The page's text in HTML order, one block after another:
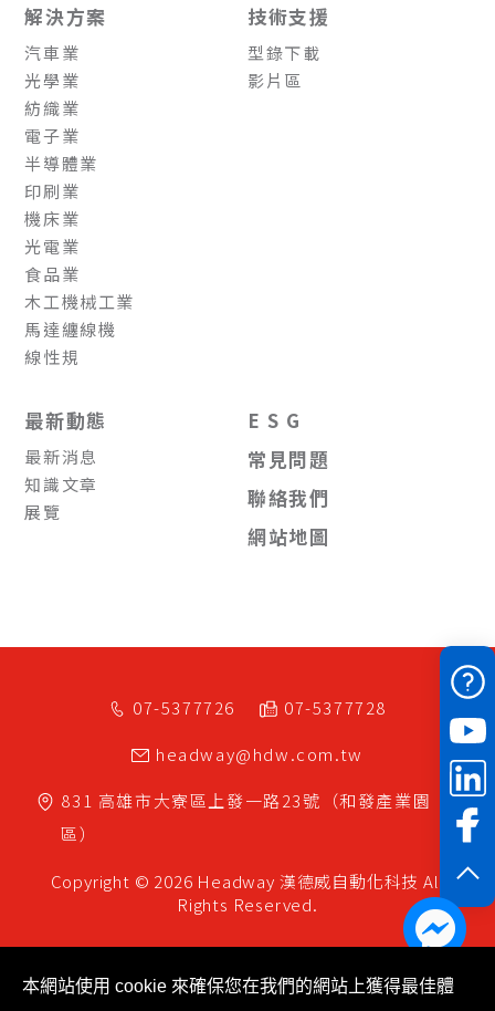
解決方案
汽車業
光學業
紡織業
電子業
半導體業
印刷業
機床業
光電業
食品業
木工機械工業
馬達纏線機
線性規
技術支援
型錄下載
影片區
最新動態
最新消息
知識文章
展覽
E S G
常見問題
聯絡我們
網站地圖
07-5377726
07-5377728
headway@hdw.com.tw
831 高雄市大寮區 上發一路23號（和發產業園
區）
Copyright © 2026 Headway 漢德威自動化科技 All
Rights Reserved.
本網站使用 cookie 來確保您在我們的網站上獲得最佳體